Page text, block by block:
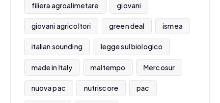
filiera agroalimetare giovani
giovani agricoltori green deal ismea
italian sounding legge sul biologico
made in Italy maltempo Mercosur
nuova pac nutriscore pac